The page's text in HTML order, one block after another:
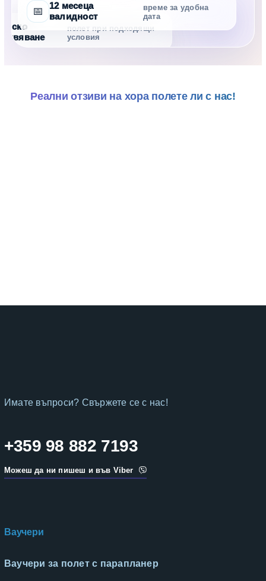
условия
📅
12 месеца
валидност
време за удобна
дата
Реални отзиви на хора полете ли с нас!
Имате въпроси? Свържете се с нас!
+359 98 882 7193
Можеш да ни пишеш и във Viber
Ваучери
Ваучери за полет с парапланер